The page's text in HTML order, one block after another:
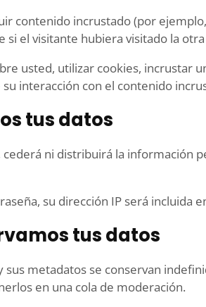
contenido incrustado (por
el visitante hubiera visitado la
usted, utilizar cookies,
interacción con el contenido
tus datos
cederá ni distribuirá la información
su dirección IP será incluida
tus datos
metadatos se conservan
en una cola de moderación.